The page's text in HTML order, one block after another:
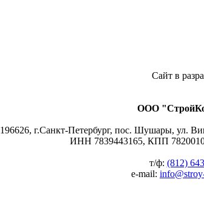
Сайт в
ООО
196626, г.Санкт-Петербург, пос. Шушары, ул.
ИНН 7839443165, КПП
т/ф: (812)
e-mail: